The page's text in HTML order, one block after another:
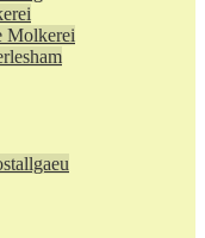
Molkerei